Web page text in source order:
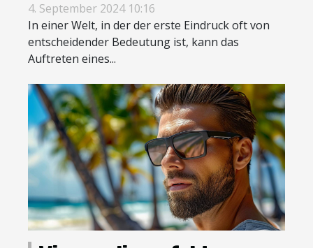
können, selbstbewusster
aufzutreten
4. September 2024 10:16
In einer Welt, in der der erste Eindruck oft von
entscheidender Bedeutung ist, kann das
Auftreten eines...